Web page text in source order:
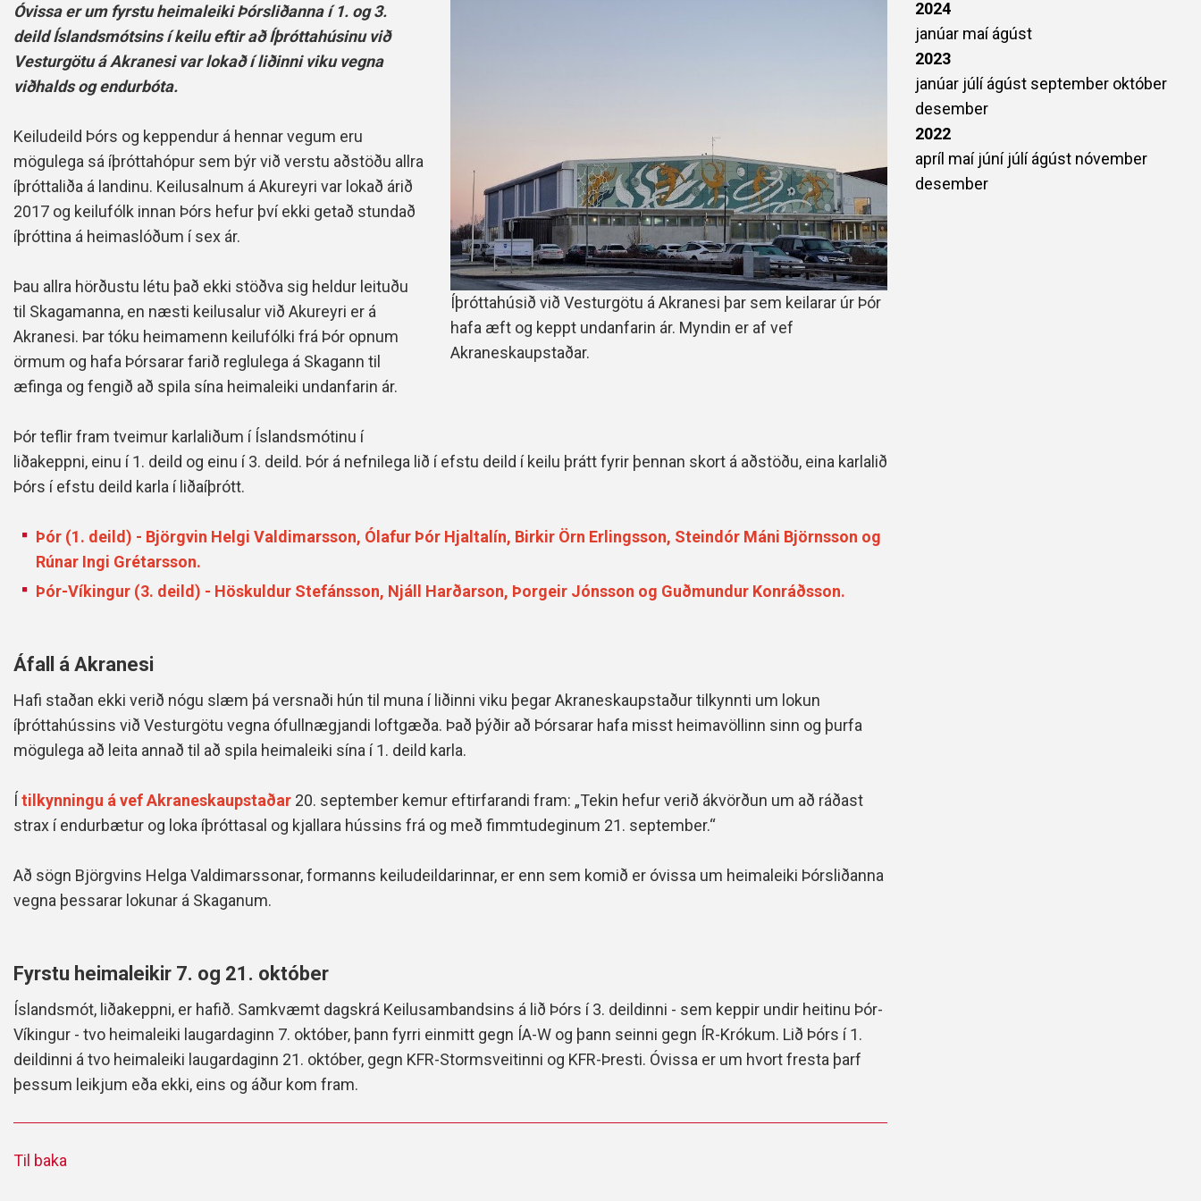
Íþróttahúsið við Vesturgötu á Akranesi þar sem keilarar úr Þór
hafa æft og keppt undanfarin ár. Myndin er af vef
Akraneskaupstaðar.
Óvissa er um fyrstu heimaleiki Þórsliðanna í 1. og 3.
deild Íslandsmótsins í keilu eftir að Íþróttahúsinu við
Vesturgötu á Akranesi var lokað í liðinni viku vegna
viðhalds og endurbóta.
Keiludeild Þórs og keppendur á hennar vegum eru
mögulega sá íþróttahópur sem býr við verstu aðstöðu allra
íþróttaliða á landinu. Keilusalnum á Akureyri var lokað árið
2017 og keilufólk innan Þórs hefur því ekki getað stundað
íþróttina á heimaslóðum í sex ár.
Þau allra hörðustu létu það ekki stöðva sig heldur leituðu
til Skagamanna, en næsti keilusalur við Akureyri er á
Akranesi. Þar tóku heimamenn keilufólki frá Þór opnum
örmum og hafa Þórsarar farið reglulega á Skagann til
æfinga og fengið að spila sína heimaleiki undanfarin ár.
Þór teflir fram tveimur karlaliðum í Íslandsmótinu í
liðakeppni, einu í 1. deild og einu í 3. deild. Þór á nefnilega lið í efstu deild í keilu þrátt fyrir þennan skort á aðstöðu, eina karlalið
Þórs í efstu deild karla í liðaíþrótt.
Þór (1. deild) - Björgvin Helgi Valdimarsson, Ólafur Þór Hjaltalín, Birkir Örn Erlingsson, Steindór Máni Björnsson og
Rúnar Ingi Grétarsson.
Þór-Víkingur (3. deild) - Höskuldur Stefánsson, Njáll Harðarson, Þorgeir Jónsson og Guðmundur Konráðsson.
Áfall á Akranesi
Hafi staðan ekki verið nógu slæm þá versnaði hún til muna í liðinni viku þegar Akraneskaupstaður tilkynnti um lokun
íþróttahússins við Vesturgötu vegna ófullnægjandi loftgæða. Það þýðir að Þórsarar hafa misst heimavöllinn sinn og þurfa
mögulega að leita annað til að spila heimaleiki sína í 1. deild karla.
Í tilkynningu á vef Akraneskaupstaðar 20. september kemur eftirfarandi fram: „Tekin hefur verið ákvörðun um að ráðast
strax í endurbætur og loka íþróttasal og kjallara hússins frá og með fimmtudeginum 21. september.“
Að sögn Björgvins Helga Valdimarssonar, formanns keiludeildarinnar, er enn sem komið er óvissa um heimaleiki Þórsliðanna
vegna þessarar lokunar á Skaganum.
Fyrstu heimaleikir 7. og 21. október
Íslandsmót, liðakeppni, er hafið. Samkvæmt dagskrá Keilusambandsins á lið Þórs í 3. deildinni - sem keppir undir heitinu Þór-
Víkingur - tvo heimaleiki laugardaginn 7. október, þann fyrri einmitt gegn ÍA-W og þann seinni gegn ÍR-Krókum. Lið Þórs í 1.
deildinni á tvo heimaleiki laugardaginn 21. október, gegn KFR-Stormsveitinni og KFR-Þresti. Óvissa er um hvort fresta þarf
þessum leikjum eða ekki, eins og áður kom fram.
Til baka
2024
janúar maíágúst
2023
janúar júlíágúst september október
desember
2022
apríl maí júní júlíágúst nóvember
desember